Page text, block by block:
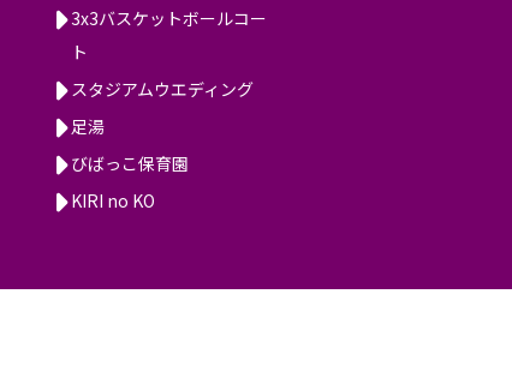
3x3バスケットボールコー
ト
スタジアムウエディング
足湯
びばっこ保育園
KIRI no KO